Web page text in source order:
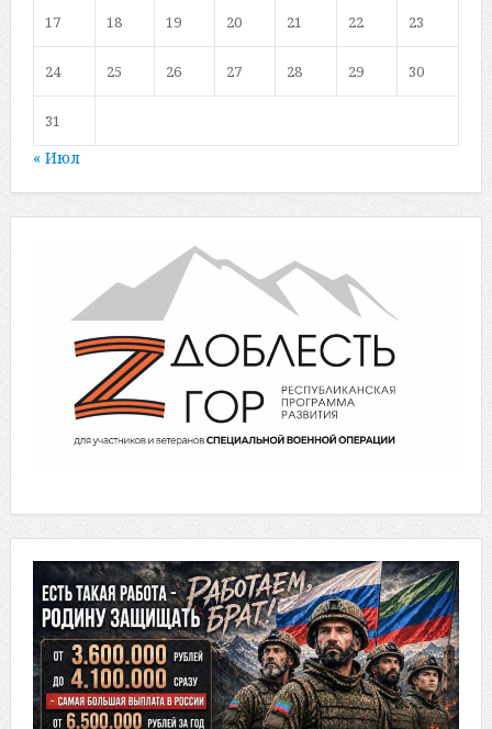
17 18 19 20 21 22 23
24 25 26 27 28 29 30
31
« Июл